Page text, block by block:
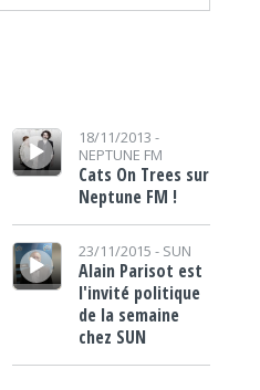
Lecteur audio18/11/2013 -
NEPTUNE FM
Cats On Trees sur
Neptune FM !
Lecteur audio
23/11/2015 - SUN
Alain Parisot est
l'invité politique
de la semaine
chez SUN